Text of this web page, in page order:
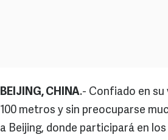
BEIJING, CHINA.- Confiado en su
100 metros y sin preocuparse
a Beijing, donde participará en